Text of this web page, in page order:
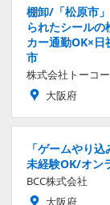
棚卸/「松原市
られたシール
カー通勤OK×
市
株式会社トーコー
大阪府
「ゲームやり
未経験OK/オン
BCC株式会社
大阪府